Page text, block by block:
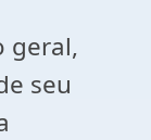
geral,
seu